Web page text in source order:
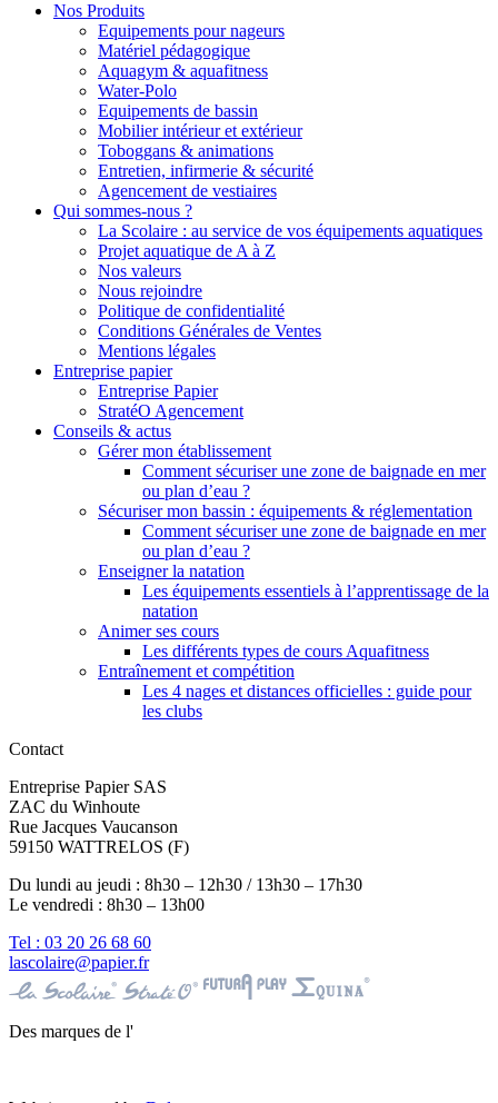
Nos Produits
Equipements pour nageurs
Matériel pédagogique
Aquagym & aquafitness
Water-Polo
Equipements de bassin
Mobilier intérieur et extérieur
Toboggans & animations
Entretien, infirmerie & sécurité
Agencement de vestiaires
Qui sommes-nous ?
La Scolaire : au service de vos équipements aquatiques
Projet aquatique de A à Z
Nos valeurs
Nous rejoindre
Politique de confidentialité
Conditions Générales de Ventes
Mentions légales
Entreprise papier
Entreprise Papier
StratéO Agencement
Conseils & actus
Gérer mon établissement
Comment sécuriser une zone de baignade en mer
ou plan d’eau ?
Sécuriser mon bassin : équipements & réglementation
Comment sécuriser une zone de baignade en mer
ou plan d’eau ?
Enseigner la natation
Les équipements essentiels à l’apprentissage de la
natation
Animer ses cours
Les différents types de cours Aquafitness
Entraînement et compétition
Les 4 nages et distances officielles : guide pour
les clubs
Contact
Entreprise Papier SAS
ZAC du Winhoute
Rue Jacques Vaucanson
59150 WATTRELOS (F)
Du lundi au jeudi : 8h30 – 12h30 / 13h30 – 17h30
Le vendredi : 8h30 – 13h00
Tel : 03 20 26 68 60
lascolaire@papier.fr
Des marques de l'